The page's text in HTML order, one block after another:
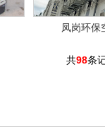
凤岗环保
共98条